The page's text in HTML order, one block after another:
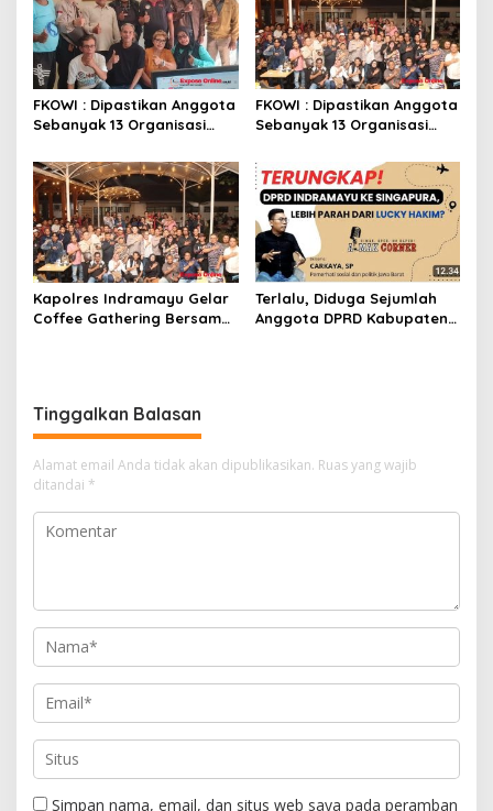
FKOWI : Dipastikan Anggota
Sebanyak 13 Organisasi
Indramayu
FKOWI : Dipastikan Anggota
Sebanyak 13 Organisasi
Indramayu
Kapolres Indramayu Gelar
Coffee Gathering Bersama
Terlalu, Diduga Sejumlah
Anggota DPRD Kabupaten
Tinggalkan Balasan
Alamat email Anda tidak akan dipublikasikan. Ruas yang wajib
ditandai *
Simpan nama, email, dan situs web saya pada peramban